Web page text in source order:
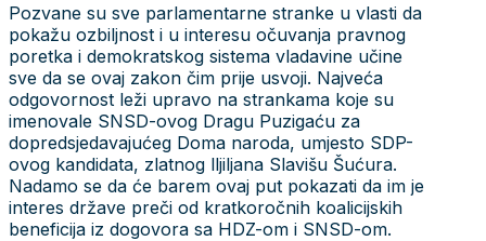
Pozvane su sve parlamentarne stranke u vlasti da
pokažu ozbiljnost i u interesu očuvanja pravnog
poretka i demokratskog sistema vladavine učine
sve da se ovaj zakon čim prije usvoji. Najveća
odgovornost leži upravo na strankama koje su
imenovale SNSD-ovog Dragu Puzigaću za
dopredsjedavajućeg Doma naroda, umjesto SDP-
ovog kandidata, zlatnog lljiljana Slavišu Šućura.
Nadamo se da će barem ovaj put pokazati da im je
interes države preči od kratkoročnih koalicijskih
beneficija iz dogovora sa HDZ-om i SNSD-om.